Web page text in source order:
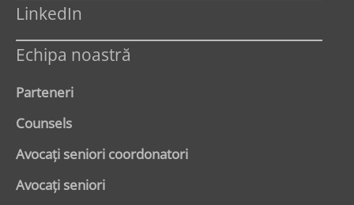
LinkedIn
Echipa noastră
Parteneri
Counsels
Avocaţi seniori coordonatori
Avocaţi seniori